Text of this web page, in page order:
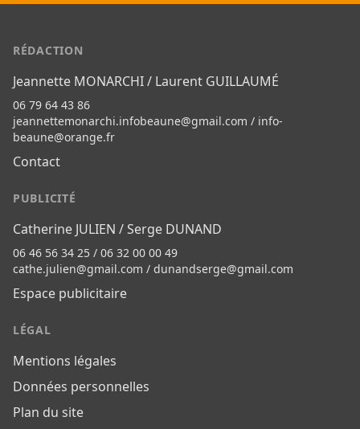
RÉDACTION
Jeannette MONARCHI / Laurent GUILLAUMÉ
06 79 64 43 86
jeannettemonarchi.infobeaune@gmail.com / info-
beaune@orange.fr
Contact
PUBLICITÉ
Catherine JULIEN / Serge DUNAND
06 46 56 34 25 / 06 32 00 00 49
cathe.julien@gmail.com / dunandserge@gmail.com
Espace publicitaire
LÉGAL
Mentions légales
Données personnelles
Plan du site